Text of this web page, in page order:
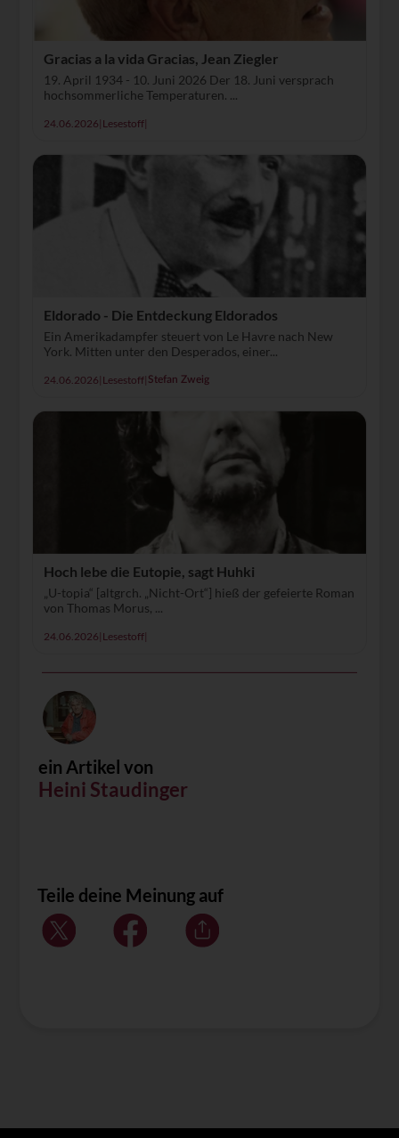
Gracias a la vida Gracias, Jean Ziegler
19. April 1934 - 10. Juni 2026 Der 18. Juni versprach
hochsommerliche Temperaturen. ...
24.06.2026| Lesestoff|
Eldorado - Die Entdeckung Eldorados
Ein Amerikadampfer steuert von Le Havre nach New
York. Mitten unter den Desperados, einer...
24.06.2026| Lesestoff| Stefan Zweig
Hoch lebe die Eutopie, sagt Huhki
„U-topia“ [altgrch. „Nicht-Ort“] hieß der gefeierte Roman
von Thomas Morus, ...
24.06.2026| Lesestoff|
ein Artikel von
Heini Staudinger
Teile deine Meinung auf